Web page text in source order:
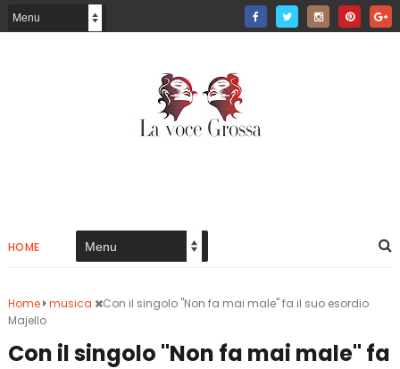
HOME
Home musica
Con il singolo "Non fa mai male" fa il suo esordio
Majello
Con il singolo "Non fa mai male" fa